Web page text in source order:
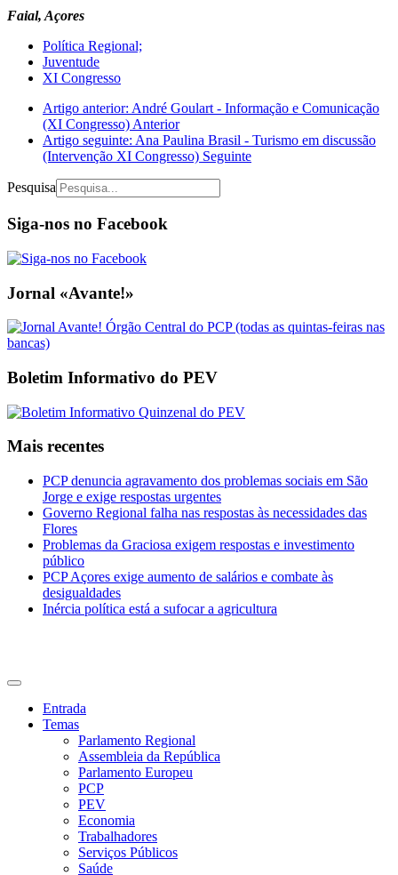
Faial, Açores
Política Regional;
Juventude
XI Congresso
Artigo anterior: André Goulart - Informação e Comunicação
(XI Congresso)Anterior
Artigo seguinte: Ana Paulina Brasil - Turismo em discussão
(Intervenção XI Congresso) Seguinte
Pesquisa
Siga-nos no Facebook
Jornal «Avante!»
Boletim Informativo do PEV
Mais recentes
PCP denuncia agravamento dos problemas sociais em São
Jorge e exige respostas urgentes
Governo Regional falha nas respostas às necessidades das
Flores
Problemas da Graciosa exigem respostas e investimento
público
PCP Açores exige aumento de salários e combate às
desigualdades
Inércia política está a sufocar a agricultura
Entrada
Temas
Parlamento Regional
Assembleia da República
Parlamento Europeu
PCP
PEV
Economia
Trabalhadores
Serviços Públicos
Saúde